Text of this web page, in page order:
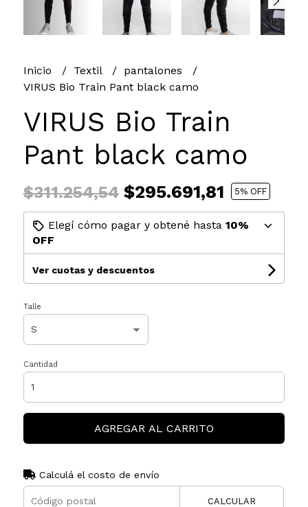
Inicio Textil
pantalones
VIRUS Bio Train Pant black camo
VIRUS Bio Train
Pant black camo
$311.254,54$295.691,81 5% OFF
Elegí cómo pagar y obtené hasta 10%
OFF
Ver cuotas y descuentos
Talle
Cantidad
AGREGAR AL CARRITO
Calculá el costo de envío
CALCULAR